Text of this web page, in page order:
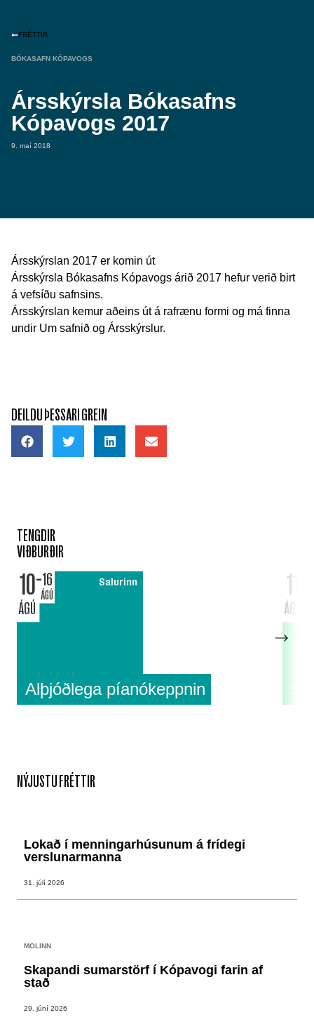
FRÉTTIR
BÓKASAFN KÓPAVOGS
Ársskýrsla Bókasafns
Kópavogs 2017
9. maí 2018
Ársskýrslan 2017 er komin út
Ársskýrsla Bókasafns Kópavogs árið 2017 hefur verið birt
á vefsíðu safnsins.
Ársskýrslan kemur aðeins út á rafrænu formi og má finna
undir Um safnið og Ársskýrslur.
DEILDU ÞESSARI GREIN
TENGDIR
VIÐBURÐIR
10
ÁGÚ
16
ÁGÚ
Salurinn
Alþjóðlega píanókeppnin
11
ÁGÚ
NÝJUSTU FRÉTTIR
Lokað í menningarhúsunum á frídegi
verslunarmanna
31. júlí 2026
MOLINN
Skapandi sumarstörf í Kópavogi farin af
stað
29. júní 2026